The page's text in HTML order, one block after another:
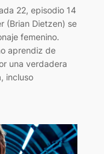
22, episodio 14
(Brian Dietzen) se
femenino.
aprendiz de
una verdadera
incluso